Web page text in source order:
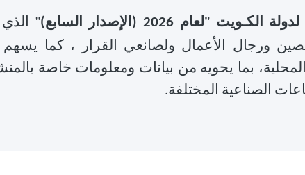
لدولة الكـويت "لعام 2026 ( الإصدار السابع)
" الذي
ورجال الأعمال ولصانعي القرار ، كما يسهم
المحلية، بما يحويه من بيانات ومعلومات خاصة
الصناعية المختلفة.